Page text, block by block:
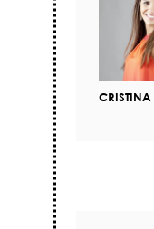
CRISTINA